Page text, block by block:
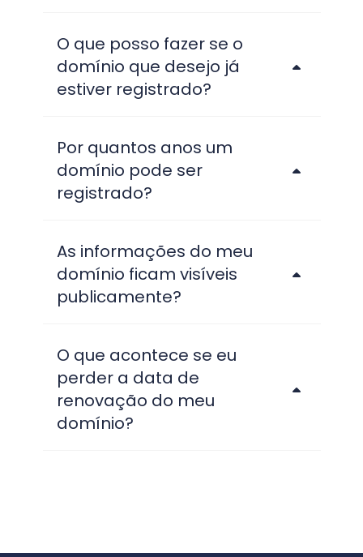
O que posso fazer se o
domínio que desejo já
estiver registrado?
Por quantos anos um
domínio pode ser
registrado?
As informações do meu
domínio ficam visíveis
publicamente?
O que acontece se eu
perder a data de
renovação do meu
domínio?